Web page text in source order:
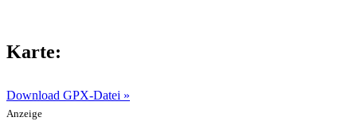
Karte:
Download GPX-Datei »
Anzeige